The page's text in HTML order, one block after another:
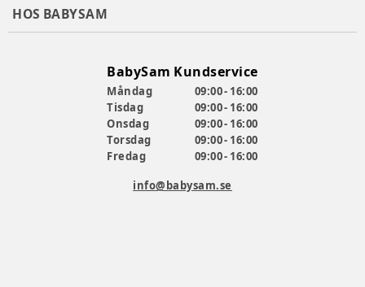
HOS BABYSAM
BabySam Kundservice
Måndag
09:00 - 16:00
Tisdag
09:00 - 16:00
Onsdag
09:00 - 16:00
Torsdag
09:00 - 16:00
Fredag
09:00 - 16:00
info@babysam.se